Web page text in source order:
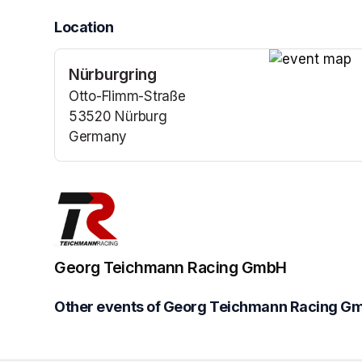
Location
Nürburgring
Otto-Flimm-Straße
53520 Nürburg
Germany
Georg Teichmann Racing GmbH
Other events of Georg Teichmann Racing